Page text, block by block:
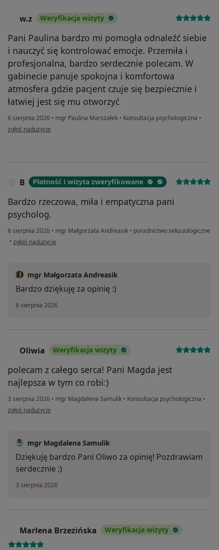
w.z Weryfikacja wizyty
Pani Paulina bardzo mi pomogła odnaleźć siebie
i nauczyć się kontrolować emocje. Przemiła i
profesjonalna, bardzo serdecznie polecam. W
gabinecie panuje spokojna i komfortowa
atmosfera gdzie pacjent czuje się bezpiecznie i
łatwiej jest się mu otworzyć
6 sierpnia 2026 • mgr Paulina Marszałek • Konsultacja psychologiczna •
w opinii użytkownika w.z
zgłoś nadużycie
B Płatność i wizyta zweryfikowane
Bardzo rzeczowa, miła i empatyczna pani
psycholog.
6 sierpnia 2026 • mgr Małgorzata Andreasik • poradnictwo seksuologiczne
• w opinii użytkownika B
zgłoś nadużycie
mgr Małgorzata Andreasik
Bardzo dziękuję za opinię :)
6 sierpnia 2026
Oliwia Weryfikacja wizyty
polecam z całego serca! Pani Magda jest
najlepsza w tym co robi:)
3 sierpnia 2026 • mgr Magdalena Samulik • Konsultacja psychologiczna •
w opinii użytkownika Oliwia
zgłoś nadużycie
mgr Magdalena Samulik
Dziękuję bardzo Pani Oliwo za opinię! Pozdrawiam
serdecznie :)
3 sierpnia 2026
Marlena Brzezińska Weryfikacja wizyty